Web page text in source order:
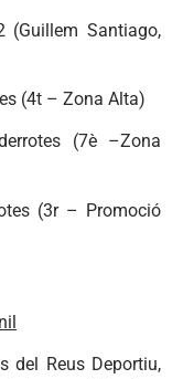
(Guillem Santiago,
(4t – Zona Alta)
(7è –Zona
(3r – Promoció
del Reus Deportiu,